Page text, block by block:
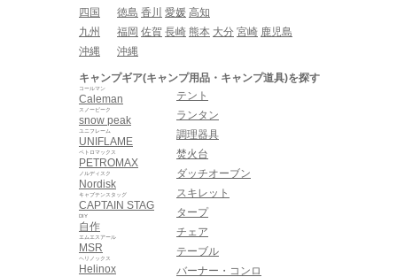
四国
徳島 香川 愛媛 高知
九州
福岡 佐賀 長崎 熊本 大分 宮崎 鹿児島
沖縄
沖縄
キャンプギア(キャンプ用品・キャンプ道具)を探す
Caleman
コールマン
snow peak
スノーピーク
UNIFLAME
ユニフレーム
PETROMAX
ペトロマックス
Nordisk
ノルディスク
CAPTAIN STAG
キャプテンスタッグ
自作
DIY
MSR
エムエスアール
Helinox
ヘリノックス
テント
ランタン
調理器具
焚火台
ダッチオーブン
スキレット
タープ
チェア
テーブル
バーナー・コンロ